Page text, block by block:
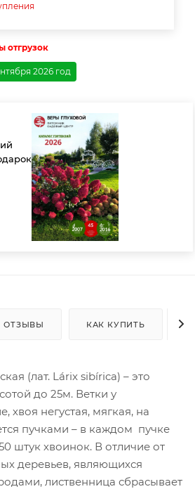
отгрузок
2026 год
ОТЗЫВЫ КАК КУПИТЬ
(лат. Lárix sibírica) – это
до 25м. Ветки у
хвоя негустая, мягкая, на
пучками – в каждом пучке
штук хвоинок. В отличие от
деревьев, являющихся
лиственница сбрасывает